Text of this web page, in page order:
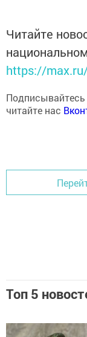
Читайте
https://
читайте нас
Топ 5